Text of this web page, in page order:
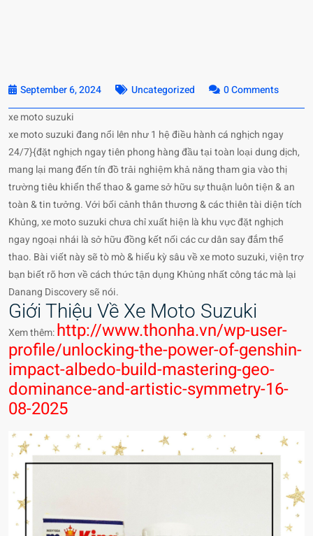
September 6, 2024 Uncategorized
0 Comments
xe moto suzuki
xe moto suzuki đang nổi lên như 1 hệ điều hành cá nghịch ngay
24/7}{đặt nghịch ngay tiên phong hàng đầu tại toàn loại dung dịch,
mang lại mang đến tín đồ trải nghiệm khả năng tham gia vào thị
trường tiêu khiển thể thao & game sở hữu sự thuận luôn tiện & an
toàn & tin tưởng. Với bối cảnh thân thương & các thiên tài diện tích
Khủng, xe moto suzuki chưa chỉ xuất hiện là khu vực đặt nghịch
ngay ngoại nhái là sở hữu đồng kết nối các cư dân say đắm thể
thao. Bài viết này sẽ tò mò & hiếu kỳ sâu về xe moto suzuki, viện trợ
bạn biết rõ hơn về cách thức tận dụng Khủng nhất công tác mà lại
Danang Discovery sẽ nói.
Giới Thiệu Về Xe Moto Suzuki
Xem thêm:http://www.thonha.vn/wp-user-
profile/unlocking-the-power-of-genshin-
impact-albedo-build-mastering-geo-
dominance-and-artistic-symmetry-16-
08-2025